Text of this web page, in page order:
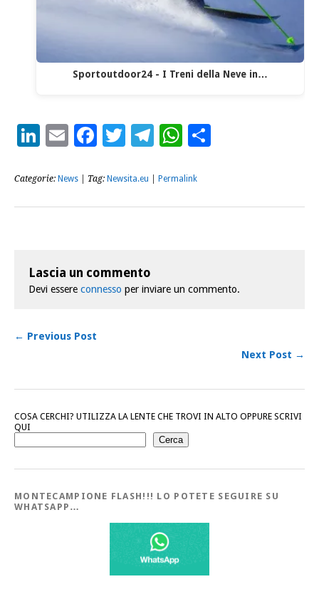
Sportoutdoor24 - I Treni della Neve in…
LinkedIn
EmailFacebook
Twitter
Telegram
WhatsApp
Categorie: News | Tag: Newsita.eu Permalink
Lascia un commento
Devi essere connesso per inviare un commento.
← Previous Post
Next Post →
COSA CERCHI? UTILIZZA LA LENTE CHE TROVI IN ALTO OPPURE SCRIVI
QUI
Cerca
MONTECAMPIONE FLASH!!! LO POTETE SEGUIRE SU
WHATSAPP…